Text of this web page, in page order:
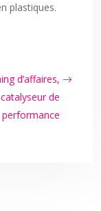
plastiques.
d’affaires,
de
performance